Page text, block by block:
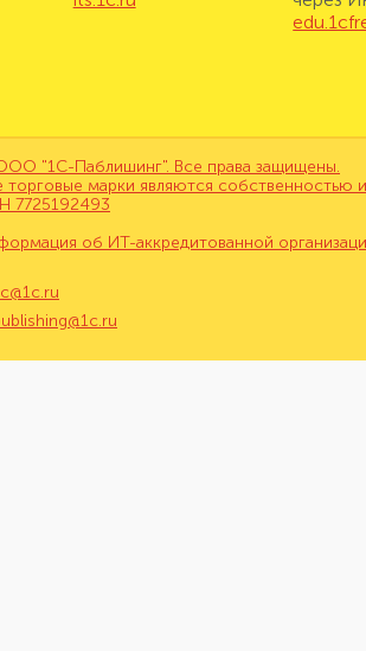
"1С-Паблишинг". Все права защищены.
торговые марки являются собственностью
7725192493
об ИТ-аккредитованной